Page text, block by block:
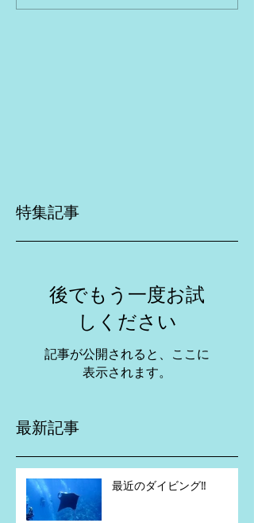
特集記事
後でもう一度お試
しください
記事が公開されると、ここに
表示されます。
最新記事
最近のダイビング‼️